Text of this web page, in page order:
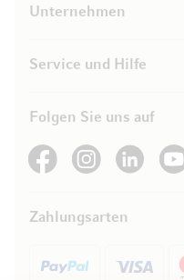
Unternehmen
Service und Hilfe
Folgen Sie uns auf
See our FacebookSee our Instagram account
See our See
Zahlungsarten